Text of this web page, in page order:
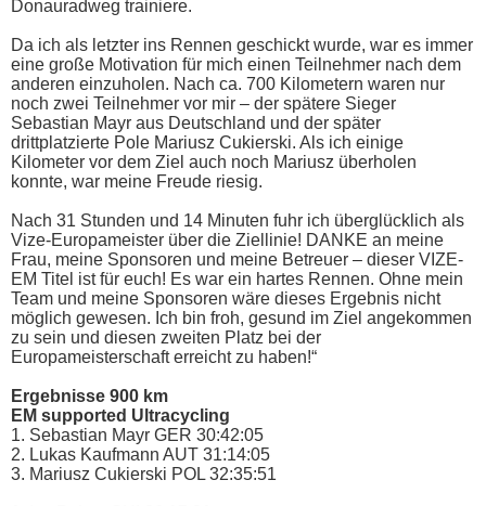
Donauradweg trainiere.
Da ich als letzter ins Rennen geschickt wurde, war es immer
eine große Motivation für mich einen Teilnehmer nach dem
anderen einzuholen. Nach ca. 700 Kilometern waren nur
noch zwei Teilnehmer vor mir – der spätere Sieger
Sebastian Mayr aus Deutschland und der später
drittplatzierte Pole Mariusz Cukierski. Als ich einige
Kilometer vor dem Ziel auch noch Mariusz überholen
konnte, war meine Freude riesig.
Nach 31 Stunden und 14 Minuten fuhr ich überglücklich als
Vize-Europameister über die Ziellinie! DANKE an meine
Frau, meine Sponsoren und meine Betreuer – dieser VIZE-
EM Titel ist für euch! Es war ein hartes Rennen. Ohne mein
Team und meine Sponsoren wäre dieses Ergebnis nicht
möglich gewesen. Ich bin froh, gesund im Ziel angekommen
zu sein und diesen zweiten Platz bei der
Europameisterschaft erreicht zu haben!“
Ergebnisse 900 km
EM supported Ultracycling
1. Sebastian Mayr GER 30:42:05
2. Lukas Kaufmann AUT 31:14:05
3. Mariusz Cukierski POL 32:35:51